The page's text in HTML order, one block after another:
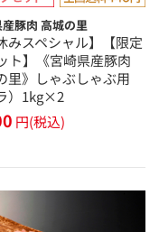
豚肉 高城の里
みスペシャル】【限定
ト】《宮崎県産豚肉
里》しゃぶしゃぶ用
）1kg×2
円(税込)